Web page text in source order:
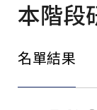
本階段
名單結果